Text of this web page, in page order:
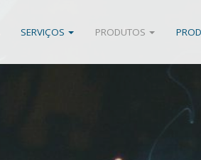
SERVIÇOS PRODUTOS